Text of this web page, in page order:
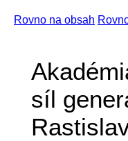
Rovno na obsah
síl